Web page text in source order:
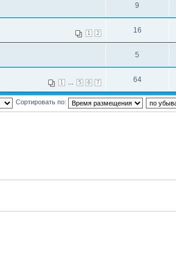
9
1 2 16
5
1 5 6 7 64
Сортировать по: